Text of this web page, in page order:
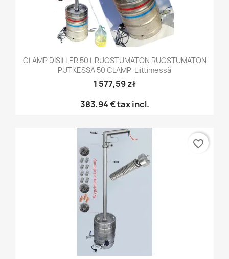
CLAMP DISILLER 50 L RUOSTUMATON RUOSTUMATON
PUTKESSA 50 CLAMP-Liittimessä
1 577,59 zł
383,94 €tax incl.
favorite_border